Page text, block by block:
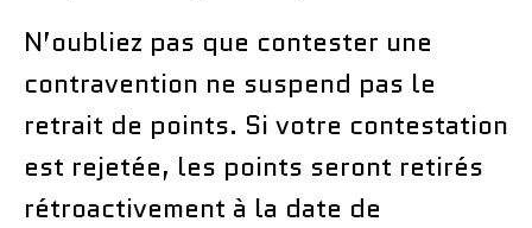
N’oubliez pas que contester une
contravention ne suspend pas le
retrait de points. Si votre contestation
est rejetée, les points seront retirés
rétroactivement à la date de